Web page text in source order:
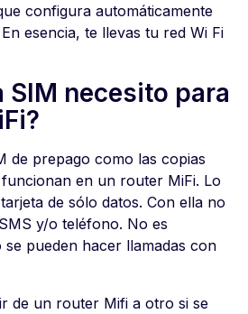
configura automáticamente
esencia, te llevas tu red Wi Fi
SIM necesito para
de prepago como las copias
en un router MiFi. Lo
de sólo datos. Con ella no
y/o teléfono. No es
pueden hacer llamadas con
de un router Mifi a otro si se